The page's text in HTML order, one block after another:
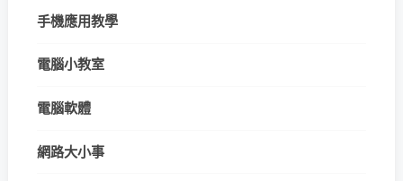
手機應用教學
電腦小教室
電腦軟體
網路大小事